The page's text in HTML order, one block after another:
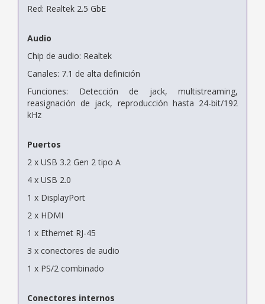
Red: Realtek 2.5 GbE
Audio
Chip de audio: Realtek
Canales: 7.1 de alta definición
Funciones: Detección de jack, multistreaming,
reasignación de jack, reproducción hasta 24-bit/192
kHz
Puertos
2 x USB 3.2 Gen 2 tipo A
4 x USB 2.0
1 x DisplayPort
2 x HDMI
1 x Ethernet RJ-45
3 x conectores de audio
1 x PS/2 combinado
Conectores internos